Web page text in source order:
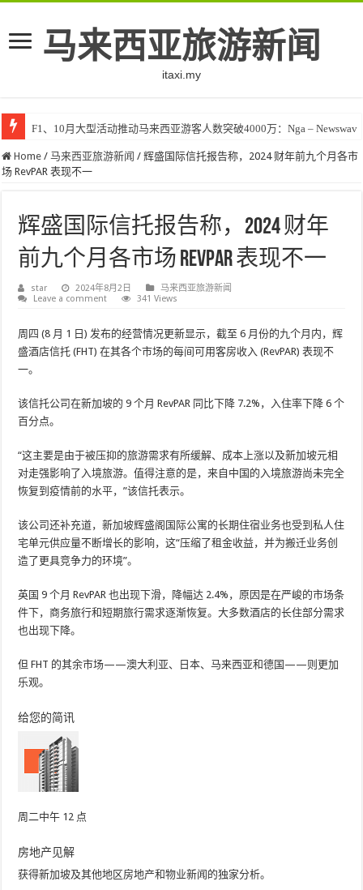
马来西亚旅游新闻
itaxi.my
F1、10月大型活动推动马来西亚游客人数突破4000万：Nga – Newswav
Home / 马来西亚旅游新闻 / 辉盛国际信托报告称，2024 财年前九个月各市
场 RevPAR 表现不一
辉盛国际信托报告称，2024 财年
前九个月各市场 RevPAR 表现不一
star 2024年8月2日
马来西亚旅游新闻
Leave a comment
341 Views
周四 (8 月 1 日) 发布的经营情况更新显示，截至 6 月份的九个月内，辉
盛酒店信托 (FHT) 在其各个市场的每间可用客房收入 (RevPAR) 表现不
一。
该信托公司在新加坡的 9 个月 RevPAR 同比下降 7.2%，入住率下降 6 个
百分点。
“这主要是由于被压抑的旅游需求有所缓解、成本上涨以及新加坡元相
对走强影响了入境旅游。值得注意的是，来自中国的入境旅游尚未完全
恢复到疫情前的水平，”该信托表示。
该公司还补充道，新加坡辉盛阁国际公寓的长期住宿业务也受到私人住
宅单元供应量不断增长的影响，这“压缩了租金收益，并为搬迁业务创
造了更具竞争力的环境”。
英国 9 个月 RevPAR 也出现下滑，降幅达 2.4%，原因是在严峻的市场条
件下，商务旅行和短期旅行需求逐渐恢复。大多数酒店的长住部分需求
也出现下降。
但 FHT 的其余市场——澳大利亚、日本、马来西亚和德国——则更加
乐观。
给您的简讯
周二中午 12 点
房地产见解
获得新加坡及其他地区房地产和物业新闻的独家分析。